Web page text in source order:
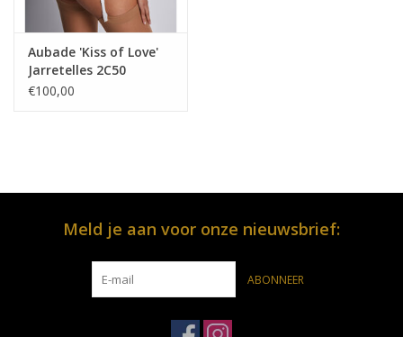
Aubade 'Kiss of Love'
Jarretelles 2C50
€100,00
Meld je aan voor onze nieuwsbrief:
ABONNEER